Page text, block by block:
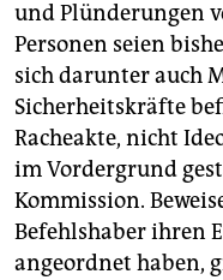
und Plünderungen
Personen seien
sich darunter auch
Sicherheitskräfte
Racheakte, nicht
im Vordergrund
Kommission.
Befehlshaber ihren
angeordnet haben,